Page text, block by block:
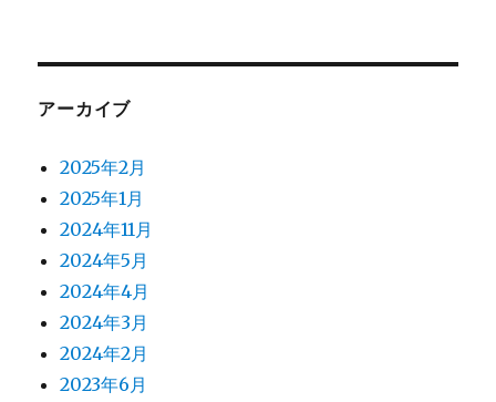
アーカイブ
2025年2月
2025年1月
2024年11月
2024年5月
2024年4月
2024年3月
2024年2月
2023年6月